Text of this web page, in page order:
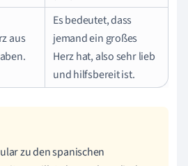
aus
Es bedeutet, dass
jemand ein großes
Herz hat, also sehr lieb
und hilfsbereit ist.
zu den spanischen